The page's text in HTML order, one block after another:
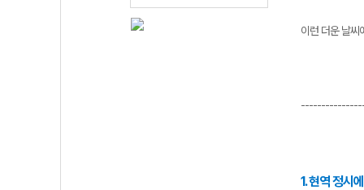
이런 더운 날씨
1. 현역 정시